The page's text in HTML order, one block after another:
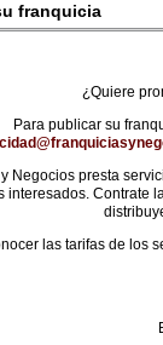
franquicia
¿Quiere
Para publicar su
Negocios presta
interesados. Contrate
las tarifas de los